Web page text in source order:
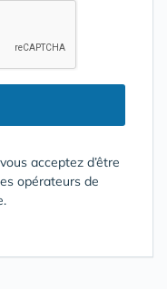
acceptez d’être
opérateurs de